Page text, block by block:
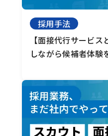
採用手法
【面接代行サービス
しながら候補者体験